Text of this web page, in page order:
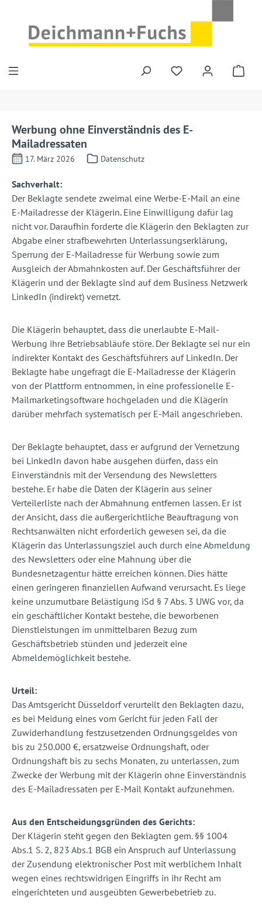
Werbung ohne Einverständnis des E-
Mailadressaten
17. März 2026 Datenschutz
Sachverhalt:
Der Beklagte sendete zweimal eine Werbe-E-Mail an eine
E-Mailadresse der Klägerin. Eine Einwilligung dafür lag
nicht vor. Daraufhin forderte die Klägerin den Beklagten zur
Abgabe einer strafbewehrten Unterlassungserklärung,
Sperrung der E-Mailadresse für Werbung sowie zum
Ausgleich der Abmahnkosten auf. Der Geschäftsführer der
Klägerin und der Beklagte sind auf dem Business Netzwerk
LinkedIn (indirekt) vernetzt.
Die Klägerin behauptet, dass die unerlaubte E-Mail-
Werbung ihre Betriebsabläufe störe. Der Beklagte sei nur ein
indirekter Kontakt des Geschäftsführers auf LinkedIn. Der
Beklagte habe ungefragt die E-Mailadresse der Klägerin
von der Plattform entnommen, in eine professionelle E-
Mailmarketingsoftware hochgeladen und die Klägerin
darüber mehrfach systematisch per E-Mail angeschrieben.
Der Beklagte behauptet, dass er aufgrund der Vernetzung
bei LinkedIn davon habe ausgehen dürfen, dass ein
Einverständnis mit der Versendung des Newsletters
bestehe. Er habe die Daten der Klägerin aus seiner
Verteilerliste nach der Abmahnung entfernen lassen. Er ist
der Ansicht, dass die außergerichtliche Beauftragung von
Rechtsanwälten nicht erforderlich gewesen sei, da die
Klägerin das Unterlassungsziel auch durch eine Abmeldung
des Newsletters oder eine Mahnung über die
Bundesnetzagentur hätte erreichen können. Dies hätte
einen geringeren finanziellen Aufwand verursacht. Es liege
keine unzumutbare Belästigung iSd § 7 Abs. 3 UWG vor, da
ein geschäftlicher Kontakt bestehe, die beworbenen
Dienstleistungen im unmittelbaren Bezug zum
Geschäftsbetrieb stünden und jederzeit eine
Abmeldemöglichkeit bestehe.
Urteil:
Das Amtsgericht Düsseldorf verurteilt den Beklagten dazu,
es bei Meidung eines vom Gericht für jeden Fall der
Zuwiderhandlung festzusetzenden Ordnungsgeldes von
bis zu 250.000 €, ersatzweise Ordnungshaft, oder
Ordnungshaft bis zu sechs Monaten, zu unterlassen, zum
Zwecke der Werbung mit der Klägerin ohne Einverständnis
des E-Mailadressaten per E-Mail Kontakt aufzunehmen.
Aus den Entscheidungsgründen des Gerichts:
Der Klägerin steht gegen den Beklagten gem. §§ 1004
Abs.1 S. 2, 823 Abs.1 BGB ein Anspruch auf Unterlassung
der Zusendung elektronischer Post mit werblichem Inhalt
wegen eines rechtswidrigen Eingriffs in ihr Recht am
eingerichteten und ausgeübten Gewerbebetrieb zu.